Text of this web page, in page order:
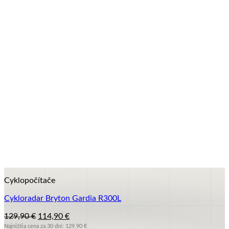
Cyklopočítače
Cykloradar Bryton Gardia R300L
129,90€ Pôvodná
cena
114,90 €Aktuálna
cena
Najnižšia cena za 30 dní: 129,90 €